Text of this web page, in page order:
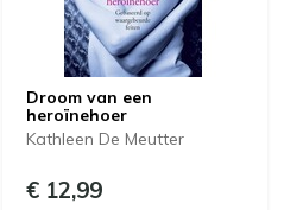
Droom van een
heroïnehoer
Kathleen De Meutter
€ 12,99